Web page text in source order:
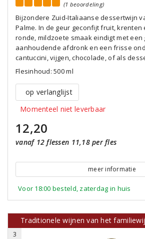
(1 beoordeling)
Bijzondere Zuid-Italiaanse dessertwijn
Palme. In de geur geconfijt fruit, krenten
ronde, mildzoete smaak eindigt met een
aanhoudende afdronk en een frisse
cantuccini, vijgen, chocolade, of als
Flesinhoud: 500 ml
op verlanglijst
Momenteel niet leverbaar
12,20
vanaf 12 flessen 11,18 per fles
meer informatie
Voor 18:00 besteld, zaterdag in huis
Traditionele wijnen van het
3